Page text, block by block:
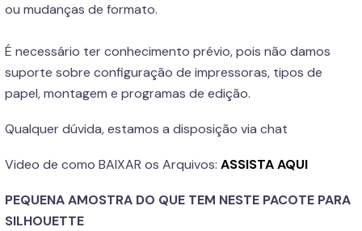
ou mudanças de formato.
É necessário ter conhecimento prévio, pois não damos
suporte sobre configuração de impressoras, tipos de
papel, montagem e programas de edição.
Qualquer dúvida, estamos a disposição via chat
Video de como BAIXAR os Arquivos: ASSISTA AQUI
PEQUENA AMOSTRA DO QUE TEM NESTE PACOTE PARA
SILHOUETTE